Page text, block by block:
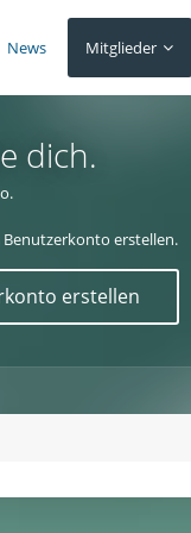
News Mitglieder
dich.
erstellen.
erstellen